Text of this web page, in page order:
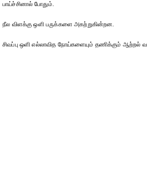
பாய்ச்சினால் போதும்.
நீல விளக்கு ஒளி பருக்களை அகற்றுகின்றன.
சிவப்பு ஒளி எல்லாவித நோய்களையும் தணிக்கும் ஆற்றல்